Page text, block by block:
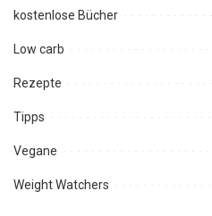
kostenlose Bücher
Low carb
Rezepte
Tipps
Vegane
Weight Watchers